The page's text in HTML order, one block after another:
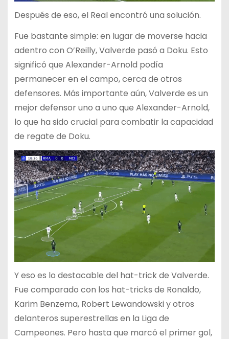
Después de eso, el Real encontró una solución.
Fue bastante simple: en lugar de moverse hacia
adentro con O’Reilly, Valverde pasó a Doku. Esto
significó que Alexander-Arnold podía
permanecer en el campo, cerca de otros
defensores. Más importante aún, Valverde es un
mejor defensor uno a uno que Alexander-Arnold,
lo que ha sido crucial para combatir la capacidad
de regate de Doku.
Y eso es lo destacable del hat-trick de Valverde.
Fue comparado con los hat-tricks de Ronaldo,
Karim Benzema, Robert Lewandowski y otros
delanteros superestrellas en la Liga de
Campeones. Pero hasta que marcó el primer gol,